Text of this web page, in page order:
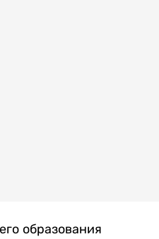
образования